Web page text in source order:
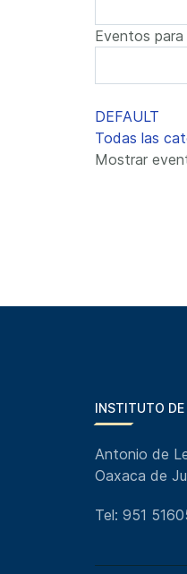
Eventos para
Lista de
DEFAULT
Todas las
Mostrar
INSTITUTO
Antonio de
Oaxaca de
Tel: 951